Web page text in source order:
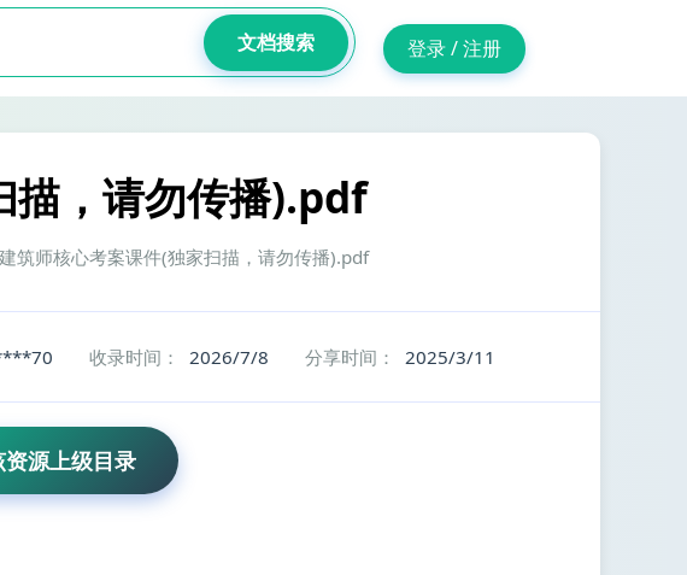
文档搜索 登录 / 注册
描，请勿传播).pdf
师核心考案课件(独家扫描，请勿传播).pdf
收录时间： 2026/7/8 分享时间： 2025/3/11
源上级目录